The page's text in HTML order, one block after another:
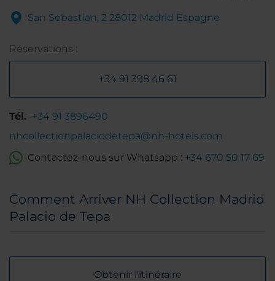
San Sebastian, 2 28012 Madrid Espagne
Réservations :
+34 91 398 46 61
Tél. +34 91 3896490
nhcollectionpalaciodetepa@nh-hotels.com
Contactez-nous sur Whatsapp : +34 670 50 17 69
Comment Arriver NH Collection Madrid
Palacio de Tepa
Obtenir l'itinéraire